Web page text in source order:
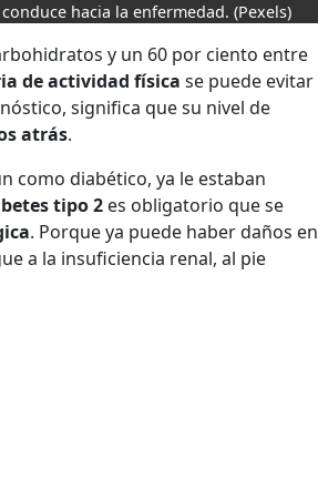
hacia la enfermedad. (Pexels)
y un 60 por ciento entre
de actividad física se puede evitar
significa que su nivel de
atrás.
como diabético, ya le estaban
tipo 2 es obligatorio que se
. Porque ya puede haber daños en
a la insuficiencia renal, al pie